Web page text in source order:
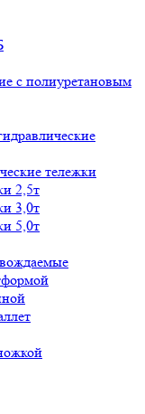
с полиуретановым
тележки
2,5т
3,0т
5,0т